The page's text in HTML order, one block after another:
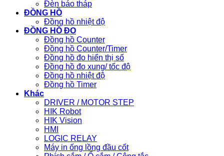
Đèn báo tháp
ĐỒNG HỒ
Đồng hồ nhiệt độ
ĐỒNG HỒ ĐO
Đồng hồ Counter
Đồng hồ Counter/Timer
Đồng hồ đo hiển thị số
Đồng hồ đo xung/ tốc độ
Đồng hồ nhiệt độ
Đồng hồ Timer
Khác
DRIVER / MOTOR STEP
HIK Robot
HIK Vision
HMI
LOGIC RELAY
Máy in ống lồng đầu cốt